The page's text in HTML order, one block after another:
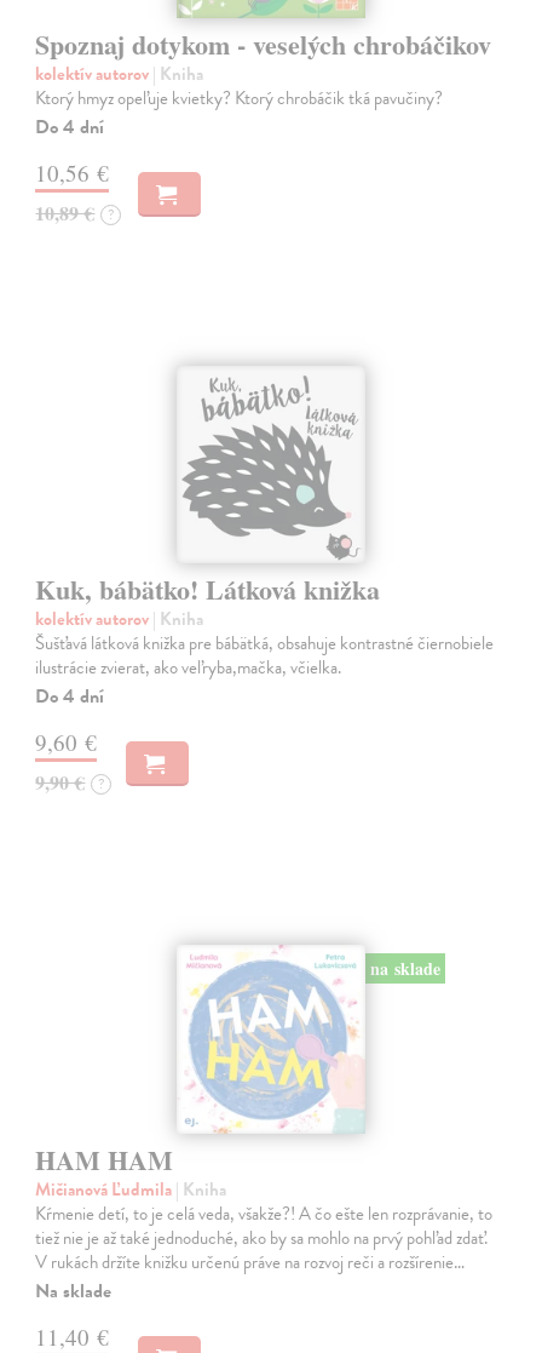
Spoznaj dotykom - veselých chrobáčikov
kolektív autorov| Kniha
Ktorý hmyz opeľuje kvietky? Ktorý chrobáčik tká pavučiny?
Do 4 dní
10,56 €
10,89 € ?
Kuk, bábätko! Látková knižka
kolektív autorov| Kniha
Šušťavá látková knižka pre bábätká, obsahuje kontrastné čiernobiele
ilustrácie zvierat, ako veľryba,mačka, včielka.
Do 4 dní
9,60 €
9,90 € ?
na sklade
HAM HAM
Mičianová Ľudmila| Kniha
Kŕmenie detí, to je celá veda, všakže?! A čo ešte len rozprávanie, to
tiež nie je až také jednoduché, ako by sa mohlo na prvý pohľad zdať.
V rukách držíte knižku určenú práve na rozvoj reči a rozšírenie…
Na sklade
11,40 €